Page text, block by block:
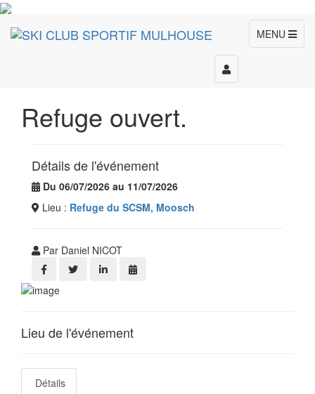
MENU
Toggle
navigation
Refuge ouvert.
Détails de l'événement
Du 06/07/2026 au 11/07/2026
Lieu : Refuge du SCSM, Moosch
Par Daniel NICOT
Lieu de l'événement
Détails